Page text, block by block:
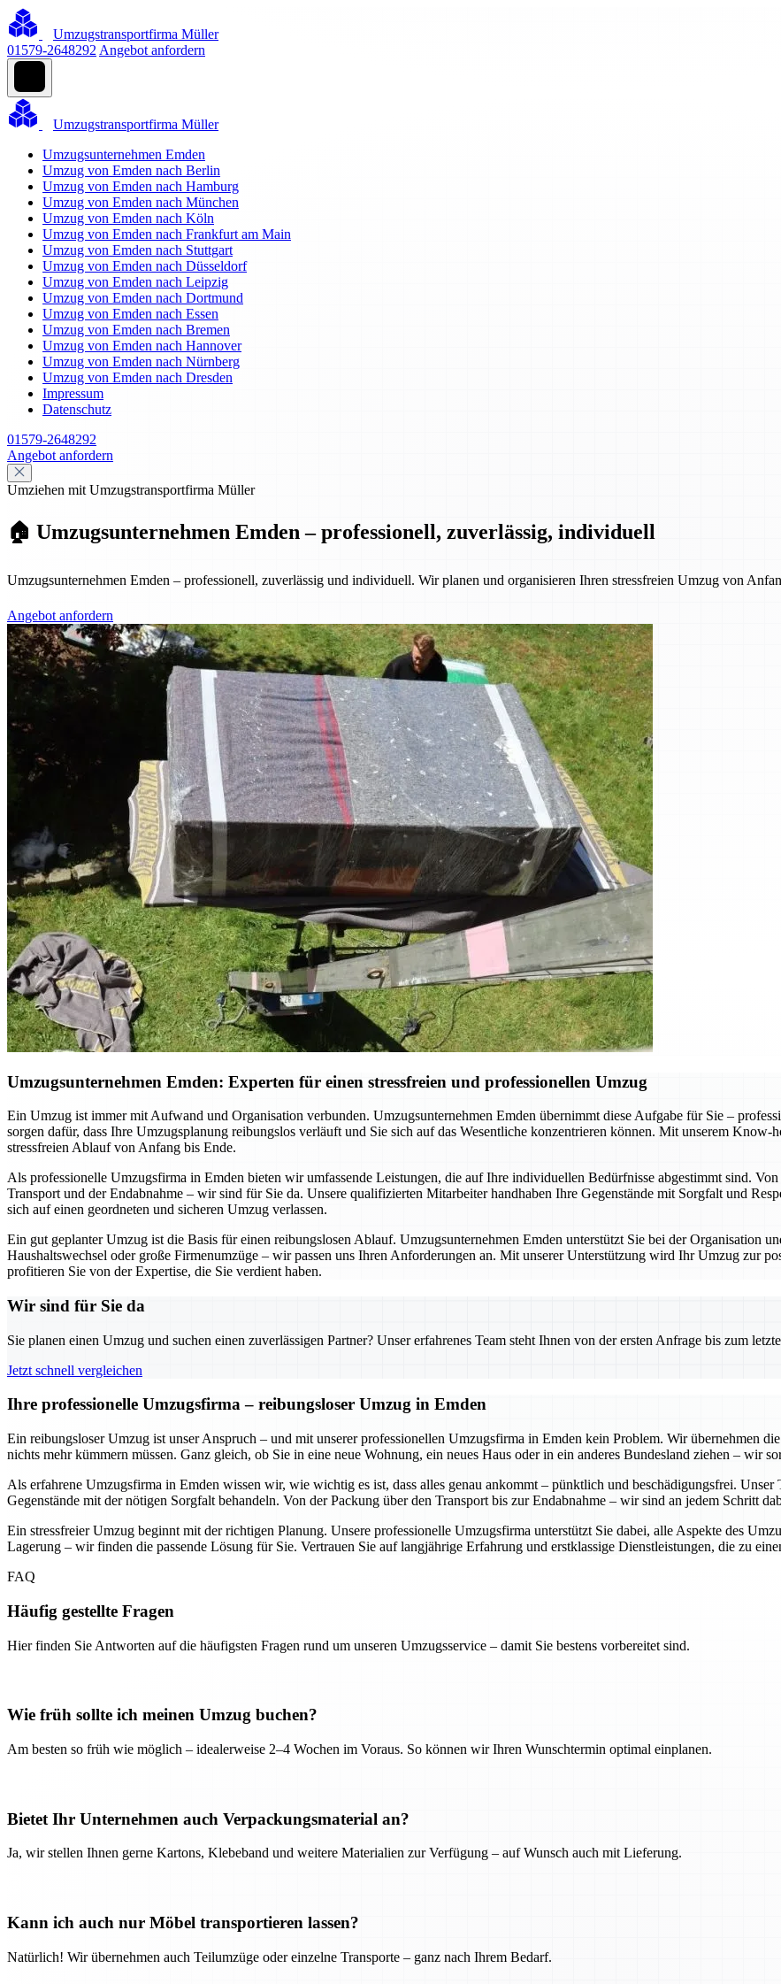
Umzugstransportfirma Müller
01579-2648292 Angebot anfordern
Umzugstransportfirma Müller
Umzugsunternehmen Emden
Umzug von Emden nach Berlin
Umzug von Emden nach Hamburg
Umzug von Emden nach München
Umzug von Emden nach Köln
Umzug von Emden nach Frankfurt am Main
Umzug von Emden nach Stuttgart
Umzug von Emden nach Düsseldorf
Umzug von Emden nach Leipzig
Umzug von Emden nach Dortmund
Umzug von Emden nach Essen
Umzug von Emden nach Bremen
Umzug von Emden nach Hannover
Umzug von Emden nach Nürnberg
Umzug von Emden nach Dresden
Impressum
Datenschutz
01579-2648292
Angebot anfordern
Umziehen mit Umzugstransportfirma Müller
🏠 Umzugsunternehmen Emden – professionell, zuverlässig, individuell
Umzugsunternehmen Emden – professionell, zuverlässig und individuell. Wir planen und organisieren Ihren stressfreien Umzug von
Angebot anfordern
Umzugsunternehmen Emden: Experten für einen stressfreien und professionellen Umzug
Ein Umzug ist immer mit Aufwand und Organisation verbunden. Umzugsunternehmen Emden übernimmt diese Aufgabe für Sie –
sorgen dafür, dass Ihre Umzugsplanung reibungslos verläuft und Sie sich auf das Wesentliche konzentrieren können. Mit unserem
stressfreien Ablauf von Anfang bis Ende.
Als professionelle Umzugsfirma in Emden bieten wir umfassende Leistungen, die auf Ihre individuellen Bedürfnisse abgestimmt sind.
Transport und der Endabnahme – wir sind für Sie da. Unsere qualifizierten Mitarbeiter handhaben Ihre Gegenstände mit Sorgfalt und
sich auf einen geordneten und sicheren Umzug verlassen.
Ein gut geplanter Umzug ist die Basis für einen reibungslosen Ablauf. Umzugsunternehmen Emden unterstützt Sie bei der Organisation
Haushaltswechsel oder große Firmenumzüge – wir passen uns Ihren Anforderungen an. Mit unserer Unterstützung wird Ihr Umzug zur
profitieren Sie von der Expertise, die Sie verdient haben.
Wir sind für Sie da
Sie planen einen Umzug und suchen einen zuverlässigen Partner? Unser erfahrenes Team steht Ihnen von der ersten Anfrage bis zum
Jetzt schnell vergleichen
Ihre professionelle Umzugsfirma – reibungsloser Umzug in Emden
Ein reibungsloser Umzug ist unser Anspruch – und mit unserer professionellen Umzugsfirma in Emden kein Problem. Wir übernehmen
nichts mehr kümmern müssen. Ganz gleich, ob Sie in eine neue Wohnung, ein neues Haus oder in ein anderes Bundesland ziehen – wir
Als erfahrene Umzugsfirma in Emden wissen wir, wie wichtig es ist, dass alles genau ankommt – pünktlich und beschädigungsfrei.
Gegenstände mit der nötigen Sorgfalt behandeln. Von der Packung über den Transport bis zur Endabnahme – wir sind an jedem Schritt
Ein stressfreier Umzug beginnt mit der richtigen Planung. Unsere professionelle Umzugsfirma unterstützt Sie dabei, alle Aspekte des
Lagerung – wir finden die passende Lösung für Sie. Vertrauen Sie auf langjährige Erfahrung und erstklassige Dienstleistungen, die zu
FAQ
Häufig gestellte Fragen
Hier finden Sie Antworten auf die häufigsten Fragen rund um unseren Umzugsservice – damit Sie bestens vorbereitet sind.
Wie früh sollte ich meinen Umzug buchen?
Am besten so früh wie möglich – idealerweise 2–4 Wochen im Voraus. So können wir Ihren Wunschtermin optimal einplanen.
Bietet Ihr Unternehmen auch Verpackungsmaterial an?
Ja, wir stellen Ihnen gerne Kartons, Klebeband und weitere Materialien zur Verfügung – auf Wunsch auch mit Lieferung.
Kann ich auch nur Möbel transportieren lassen?
Natürlich! Wir übernehmen auch Teilumzüge oder einzelne Transporte – ganz nach Ihrem Bedarf.